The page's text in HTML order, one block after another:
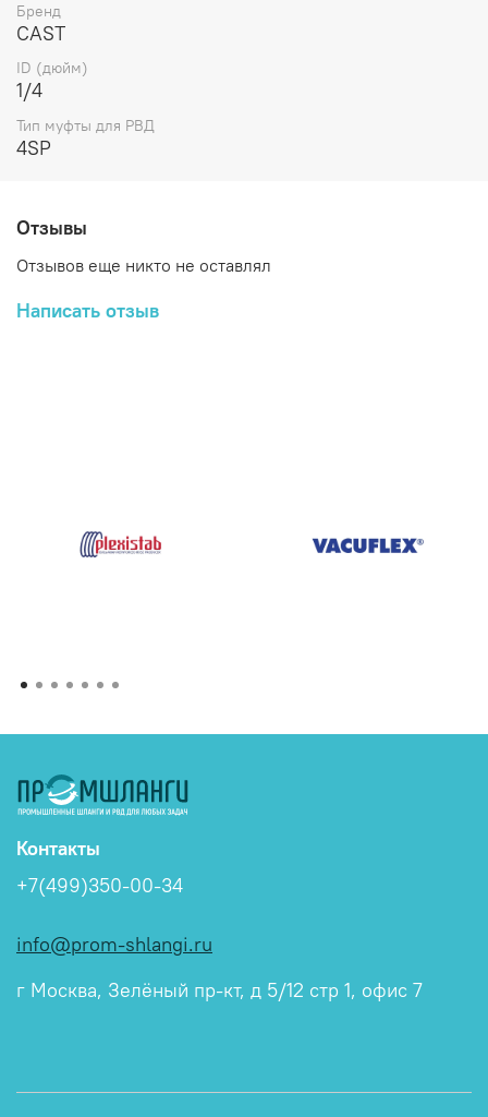
Бренд
CAST
ID (дюйм)
1/4
Тип муфты для РВД
4SP
Отзывы
Отзывов еще никто не оставлял
Написать отзыв
Контакты
+7(499)350-00-34
info@prom-shlangi.ru
г Москва, Зелёный пр-кт, д 5/12 стр 1, офис 7